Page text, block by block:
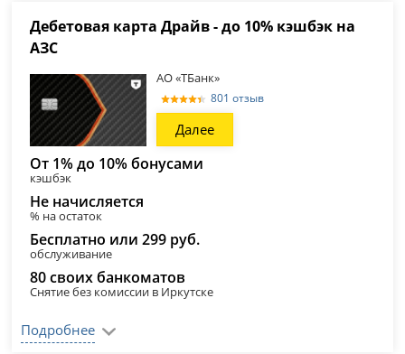
Дебетовая карта Драйв - до 10% кэшбэк на
АЗС
АО «ТБанк»
801 отзыв
Далее
От 1% до 10% бонусами
кэшбэк
Не начисляется
% на остаток
Бесплатно или 299 руб.
обслуживание
80 своих банкоматов
Снятие без комиссии в Иркутске
Подробнее